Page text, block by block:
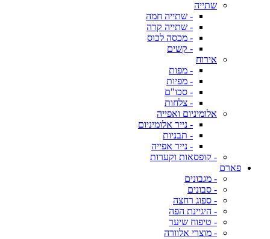
שתייה
- שתייה חמה
- שתייה קרה
- מכסה לכוס
- קשים
אירוח
- מפות
- מפיות
- סכו"ם
- צלחות
אלומיניום ואפייה
- נייר אלומיניום
- תבניות
- נייר אפייה
- קופסאות וקערות
פארם
- מגבונים
- סבונים
- ספוג רחצה
- היגיינת הפה
- טיפוח שיער
- מוצרי אלוורה